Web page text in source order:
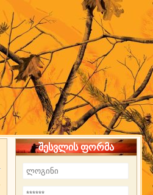
შესვლის ფორმა